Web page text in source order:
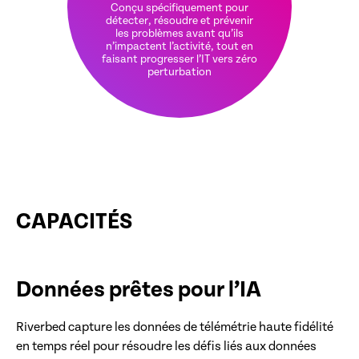
Conçu spécifiquement pour
détecter, résoudre et prévenir
les problèmes avant qu’ils
n’impactent l’activité, tout en
faisant progresser l’IT vers zéro
perturbation
CAPACITÉS
Données prêtes pour l’IA
Riverbed capture les données de télémétrie haute fidélité
en temps réel pour résoudre les défis liés aux données